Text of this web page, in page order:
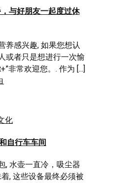
与好朋友一起度过休
养感兴趣, 如果您想认
或者只是想进行一次愉
非常欢迎您。. 作为 [...]
化
自行车车间
, 水壶一直冷，吸尘器
, 这些设备最终必须被